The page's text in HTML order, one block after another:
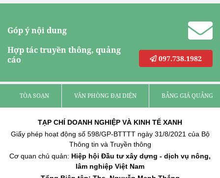
Góp ý nội dung
Hợp tác truyền thông, quảng
cáo
097.738.1982
TÒA SOẠN VĂN PHÒNG ĐẠI DIỆN BẢNG GIÁ QUẢNG
TẠP CHÍ DOANH NGHIỆP VÀ KINH TẾ XANH
Giấy phép hoạt động số 598/GP-BTTTT ngày 31/8/2021 của Bộ
Thông tin và Truyền thông
Cơ quan chủ quản: Hiệp hội Đầu tư xây dựng - dịch vụ nông,
lâm nghiệp Việt Nam